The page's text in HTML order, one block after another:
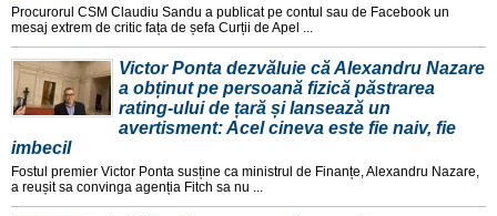
Procurorul CSM Claudiu Sandu a publicat pe contul sau de Facebook un
mesaj extrem de critic fața de șefa Curții de Apel ...
Victor Ponta dezvăluie că Alexandru Nazare
a obținut pe persoană fizică păstrarea
rating-ului de țară și lansează un
avertisment: Acel cineva este fie naiv, fie
imbecil
Fostul premier Victor Ponta susține ca ministrul de Finanțe, Alexandru Nazare,
a reușit sa convinga agenția Fitch sa nu ...